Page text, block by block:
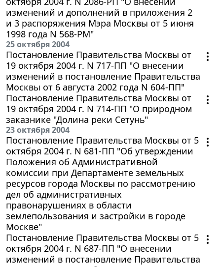
изменений и дополнений в приложения 2
и 3 распоряжения Мэра Москвы от 5 июня
1998 года N 568-РМ"
25 октября 2004
Постановление Правительства Москвы от
19 октября 2004 г. N 717-ПП "О внесении
изменений в постановление Правительства
Москвы от 6 августа 2002 года N 604-ПП"
Постановление Правительства Москвы от
19 октября 2004 г. N 714-ПП "О природном
заказнике "Долина реки Сетунь"
23 октября 2004
Постановление Правительства Москвы от 5
октября 2004 г. N 681-ПП "Об утверждении
Положения об Административной
комиссии при Департаменте земельных
ресурсов города Москвы по рассмотрению
дел об административных
правонарушениях в области
землепользования и застройки в городе
Москве"
Постановление Правительства Москвы от 5
октября 2004 г. N 687-ПП "О внесении
изменений в постановление Правительства